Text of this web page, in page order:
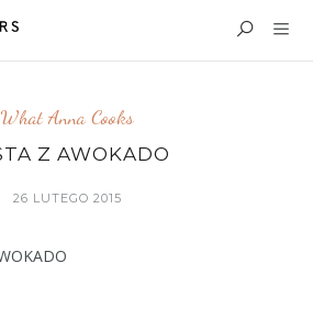
What Anna Cooks
Z AWOKADO
26 LUTEGO 2015